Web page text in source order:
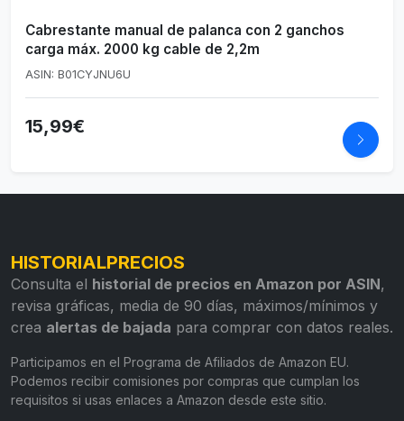
Cabrestante manual de palanca con 2 ganchos
carga máx. 2000 kg cable de 2,2m
ASIN: B01CYJNU6U
15,99€
HISTORIALPRECIOS
Consulta el historial de precios en Amazon por ASIN,
revisa gráficas, media de 90 días, máximos/mínimos y
crea alertas de bajada para comprar con datos reales.
Participamos en el Programa de Afiliados de Amazon EU.
Podemos recibir comisiones por compras que cumplan los
requisitos si usas enlaces a Amazon desde este sitio.